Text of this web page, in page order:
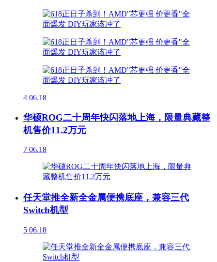
4 06.18
华硕ROG二十周年快闪落地上海，限量典藏整
机售价11.2万元
7 06.18
任天堂推全新全金属便携底座，兼容三代
Switch机型
5 06.18